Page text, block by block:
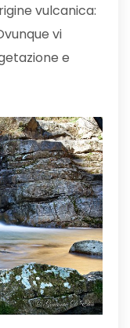
vulcanica:
vi
e